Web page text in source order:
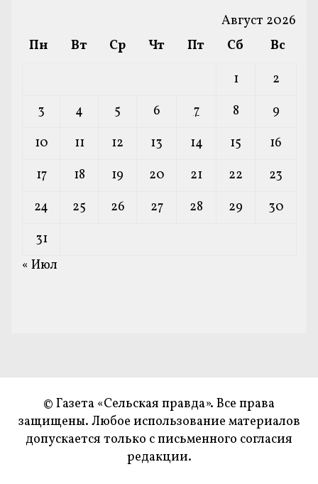
Август 2026
Пн
Вт Ср Чт Пт Сб
Вс
1
2
3
4 5 6 7 8
9
10
11 12 13 14 15
16
17
18 19 20 21 22
23
24
25 26 27 28 29
30
31
« Июл
© Газета «Сельская правда». Все права
защищены. Любое использование материалов
допускается только с письменного согласия
редакции.